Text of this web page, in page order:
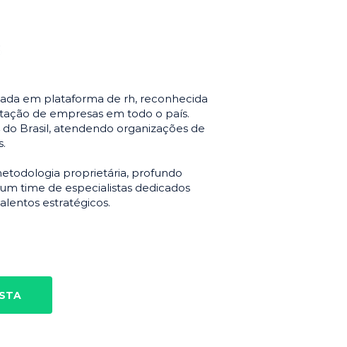
em plataforma de rh, reconhecida
de empresas em todo o país.
Brasil, atendendo organizações de
proprietária, profundo
time de especialistas dedicados
estratégicos.